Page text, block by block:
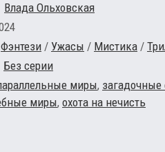
Влада Ольховская
Фэнтези / Ужасы / Мистика /
Без серии
миры, загадочные
миры, охота на нечисть